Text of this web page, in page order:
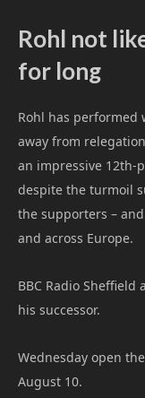
Rohl not
for long
Rohl has performed
away from
an impressive 12th-
despite the turmoil
the supporters –
and across Europe.
BBC Radio
his successor.
Wednesday open
August 10.